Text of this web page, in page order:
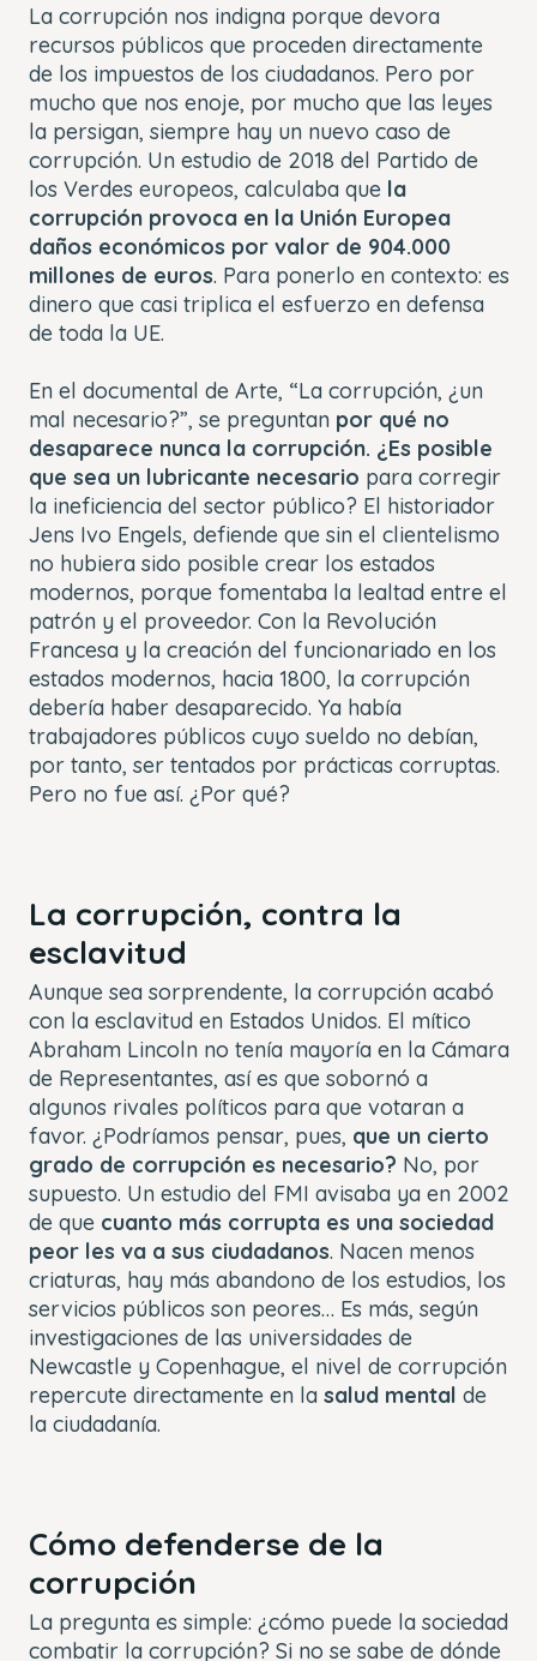
La corrupción nos indigna porque devora
recursos públicos que proceden directamente
de los impuestos de los ciudadanos. Pero por
mucho que nos enoje, por mucho que las leyes
la persigan, siempre hay un nuevo caso de
corrupción. Un estudio de 2018 del Partido de
los Verdes europeos, calculaba que la
corrupción provoca en la Unión Europea
daños económicos por valor de 904.000
millones de euros. Para ponerlo en contexto: es
dinero que casi triplica el esfuerzo en defensa
de toda la UE.
En el documental de Arte, “La corrupción, ¿un
mal necesario?”, se preguntan por qué no
desaparece nunca la corrupción. ¿Es posible
que sea un lubricante necesario para corregir
la ineficiencia del sector público? El historiador
Jens Ivo Engels, defiende que sin el clientelismo
no hubiera sido posible crear los estados
modernos, porque fomentaba la lealtad entre el
patrón y el proveedor. Con la Revolución
Francesa y la creación del funcionariado en los
estados modernos, hacia 1800, la corrupción
debería haber desaparecido. Ya había
trabajadores públicos cuyo sueldo no debían,
por tanto, ser tentados por prácticas corruptas.
Pero no fue así. ¿Por qué?
La corrupción, contra la
esclavitud
Aunque sea sorprendente, la corrupción acabó
con la esclavitud en Estados Unidos. El mítico
Abraham Lincoln no tenía mayoría en la Cámara
de Representantes, así es que sobornó a
algunos rivales políticos para que votaran a
favor. ¿Podríamos pensar, pues, que un cierto
grado de corrupción es necesario? No, por
supuesto. Un estudio del FMI avisaba ya en 2002
de que cuanto más corrupta es una sociedad
peor les va a sus ciudadanos. Nacen menos
criaturas, hay más abandono de los estudios, los
servicios públicos son peores… Es más, según
investigaciones de las universidades de
Newcastle y Copenhague, el nivel de corrupción
repercute directamente en la salud mental de
la ciudadanía.
Cómo defenderse de la
corrupción
La pregunta es simple: ¿cómo puede la sociedad
combatir la corrupción? Si no se sabe de dónde